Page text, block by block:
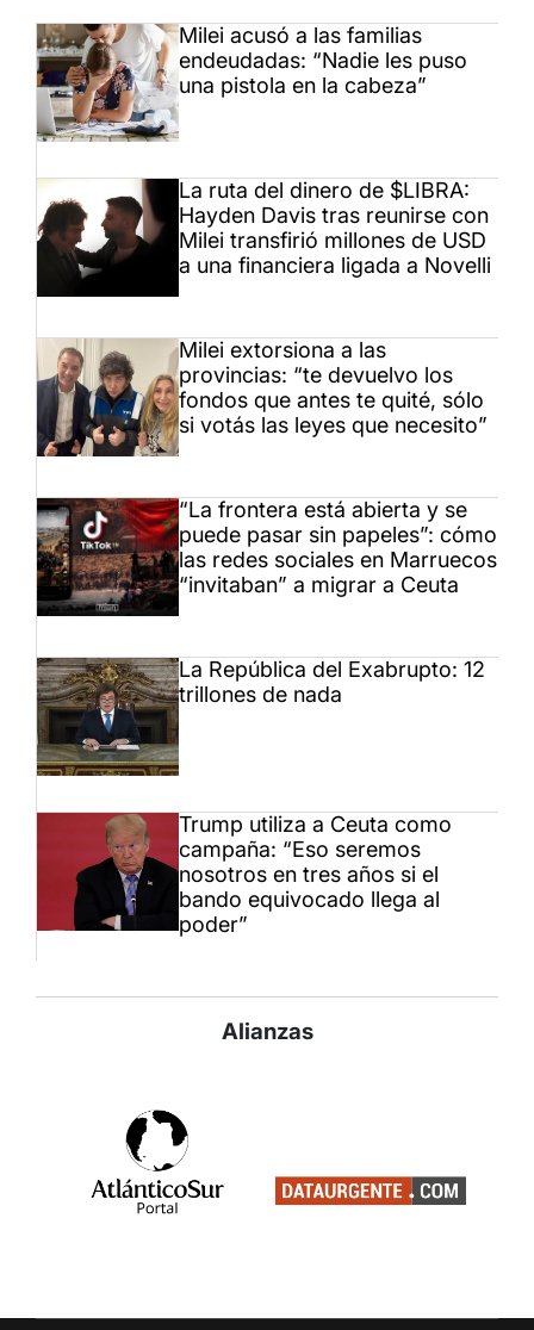
Milei acusó a las familias
endeudadas: “Nadie les puso
una pistola en la cabeza”
La ruta del dinero de $LIBRA:
Hayden Davis tras reunirse con
Milei transfirió millones de USD
a una financiera ligada a Novelli
Milei extorsiona a las
provincias: “te devuelvo los
fondos que antes te quité, sólo
si votás las leyes que necesito”
“La frontera está abierta y se
puede pasar sin papeles”: cómo
las redes sociales en Marruecos
“invitaban” a migrar a Ceuta
La República del Exabrupto: 12
trillones de nada
Trump utiliza a Ceuta como
campaña: “Eso seremos
nosotros en tres años si el
bando equivocado llega al
poder”
Alianzas